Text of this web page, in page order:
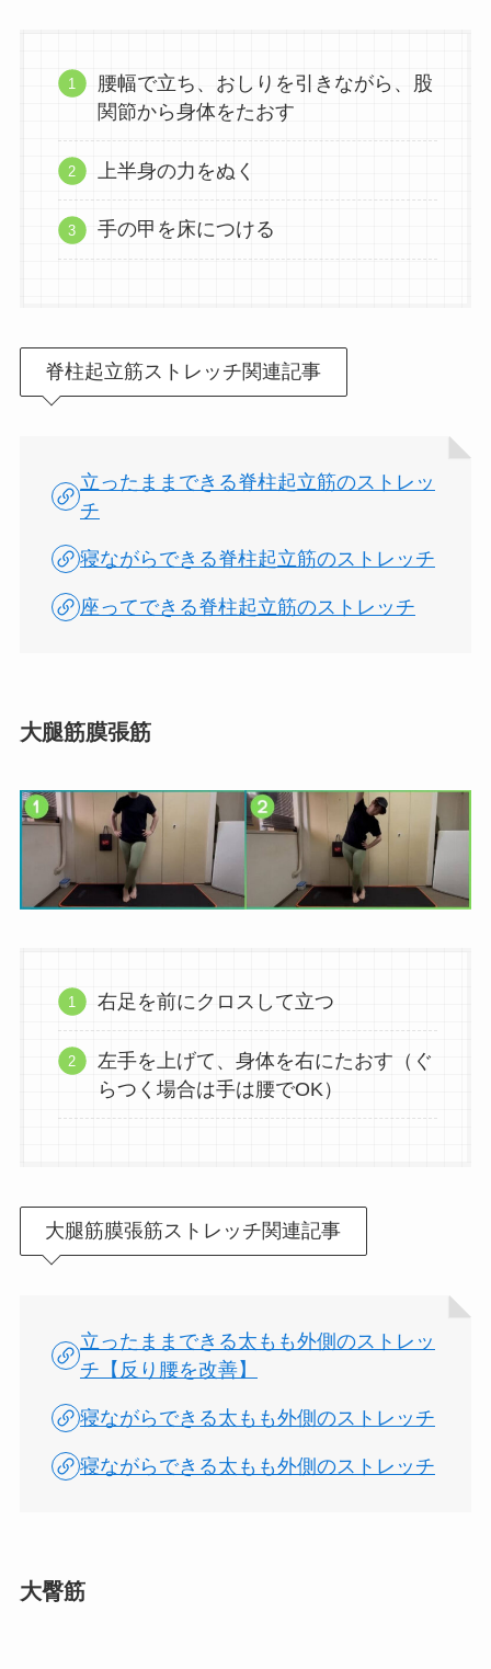
腰幅で立ち、おしりを引きながら、股
関節から身体をたおす
上半身の力をぬく
手の甲を床につける
脊柱起立筋ストレッチ関連記事
立ったままできる脊柱起立筋のストレッ
チ
寝ながらできる脊柱起立筋のストレッチ
座ってできる脊柱起立筋のストレッチ
大腿筋膜張筋
右足を前にクロスして立つ
左手を上げて、身体を右にたおす（ぐ
らつく場合は手は腰でOK）
大腿筋膜張筋ストレッチ関連記事
立ったままできる太もも外側のストレッ
チ【反り腰を改善】
寝ながらできる太もも外側のストレッチ
寝ながらできる太もも外側のストレッチ
大臀筋